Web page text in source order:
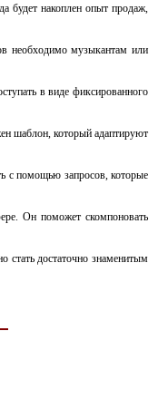
будет накоплен опыт продаж,
необходимо музыкантам или
в виде фиксированного
шаблон, который адаптируют
с помощью запросов, которые
Он поможет скомпоновать
стать достаточно знаменитым